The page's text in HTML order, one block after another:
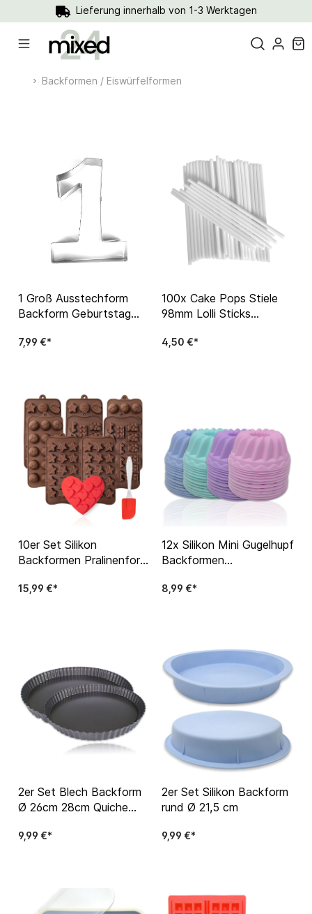
Lieferung innerhalb von 1-3 Werktagen
Backformen / Eiswürfelformen
1 Groß Ausstechform
Backform Geburtstag
7,99 €*
100x Cake Pops Stiele
98mm Lolli Sticks
Kunststoff Kuchen
4,50 €*
10er Set Silikon
Backformen Pralinenform
Pralinen Eiswürfel
15,99 €*
12x Silikon Mini Gugelhupf
Backformen
Gugelhupfformen
8,99 €*
2er Set Blech Backform
Ø 26cm 28cm Quiche
Obstkuchen
9,99 €*
2er Set Silikon Backform
rund Ø 21,5 cm
9,99 €*